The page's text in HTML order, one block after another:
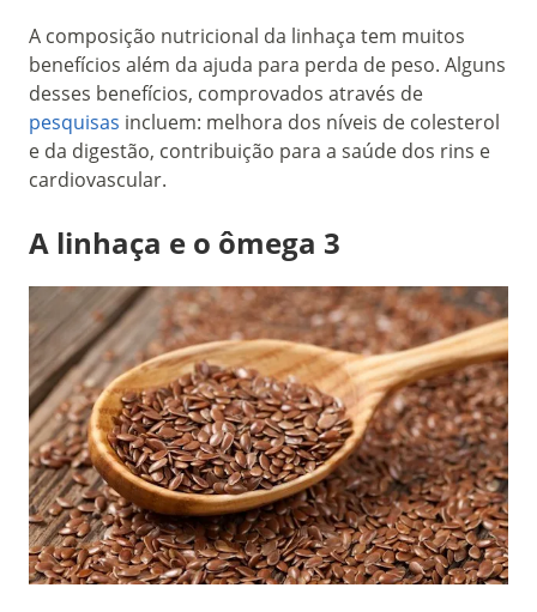
A composição nutricional da linhaça tem muitos
benefícios além da ajuda para perda de peso. Alguns
desses benefícios, comprovados através de
pesquisas incluem: melhora dos níveis de colesterol
e da digestão, contribuição para a saúde dos rins e
cardiovascular.
A linhaça e o ômega 3